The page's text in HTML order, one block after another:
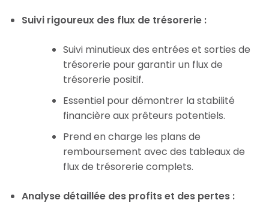
Suivi rigoureux des flux de trésorerie :
Suivi minutieux des entrées et sorties de
trésorerie pour garantir un flux de
trésorerie positif.
Essentiel pour démontrer la stabilité
financière aux prêteurs potentiels.
Prend en charge les plans de
remboursement avec des tableaux de
flux de trésorerie complets.
Analyse détaillée des profits et des pertes :